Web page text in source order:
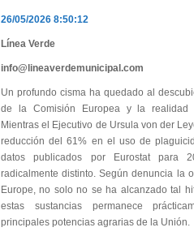
26/05/2026 8:50:12
Línea Verde
info@lineaverdemunicipal.com
Un profundo cisma ha quedado al
de la Comisión Europea y la realidad
Mientras el Ejecutivo de Ursula von der
reducción del 61% en el uso de
datos publicados por Eurostat para
radicalmente distinto. Según denuncia la
Europe, no solo no se ha alcanzado tal
estas sustancias permanece
principales potencias agrarias de la Unión.